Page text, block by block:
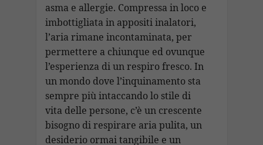
asma e allergie. Compressa in loco e
imbottigliata in appositi inalatori,
l’aria rimane incontaminata, per
permettere a chiunque ed ovunque
l’esperienza di un respiro fresco. In
un mondo dove l’inquinamento sta
sempre più intaccando lo stile di
vita delle persone, c’è un crescente
bisogno di respirare aria pulita, un
desiderio ormai tangibile e un